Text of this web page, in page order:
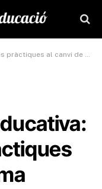
al canvi de sistema